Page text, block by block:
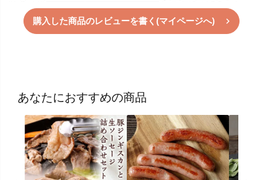
購入した商品のレビューを書く(マイページへ)
あなたにおすすめの商品